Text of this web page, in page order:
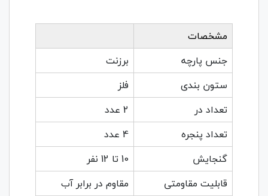
مشخصات
جنس پارچه
برزنت
ستون بندی
فلز
تعداد در
2 عدد
تعداد پنجره
4 عدد
گنجایش
10 تا 12 نفر
قابلیت مقاومتی
مقاوم در برابر آب